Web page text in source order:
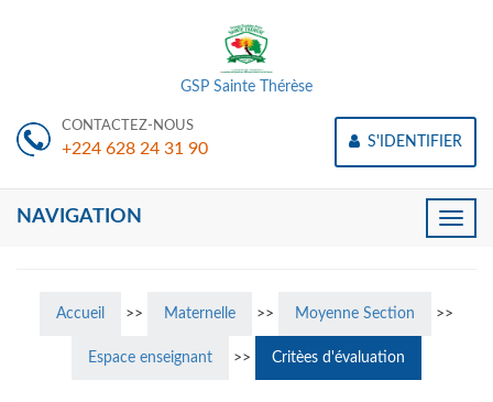
GSP Sainte Thérèse
CONTACTEZ-NOUS
+224 628 24 31 90 S'IDENTIFIER
Toggle
NAVIGATION
Accueil >> Maternelle >> Moyenne Section >>
Espace enseignant >> Critèes d'évaluation